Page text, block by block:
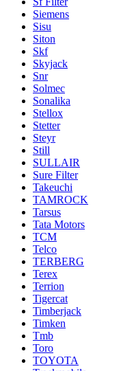
Siemens
Sisu
Siton
Skf
Skyjack
Snr
Solmec
Sonalika
Stellox
Stetter
Steyr
Still
SULLAIR
Sure Filter
Takeuchi
TAMROCK
Tarsus
Tata Motors
TCM
Telco
TERBERG
Terex
Terrion
Tigercat
Timberjack
Timken
Tmb
Toro
TOYOTA